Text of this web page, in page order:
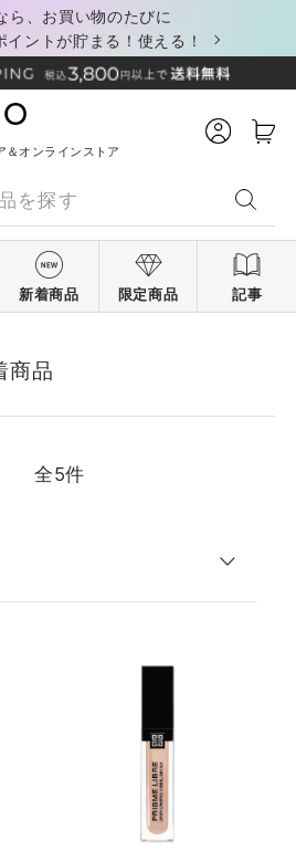
ら、お買い物のたびに
イントが貯まる！使える！
＆オンラインストア
新着商品 限定商品 記事
商品
全5件